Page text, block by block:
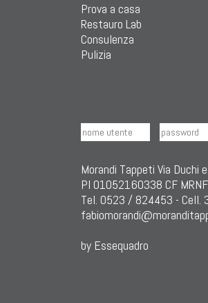
Prova a casa
Restauro Lab
Consulenza
Pulizia
Morandi Tappeti Via
PI 01052160338 CF
Tel. 0523 / 824453 -
by Essequadro